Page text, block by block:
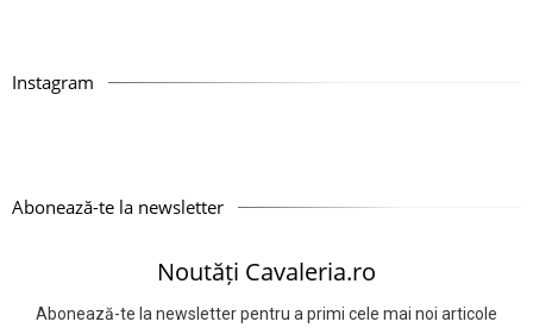
Instagram
Abonează-te la newsletter
Noutăți Cavaleria.ro
Abonează-te la newsletter pentru a primi cele mai noi articole